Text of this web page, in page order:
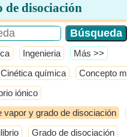
de disociación
Ingenieria ​Más >>
Cinética química Concepto
iónico
vapor y grado de disociación
Grado de disociación